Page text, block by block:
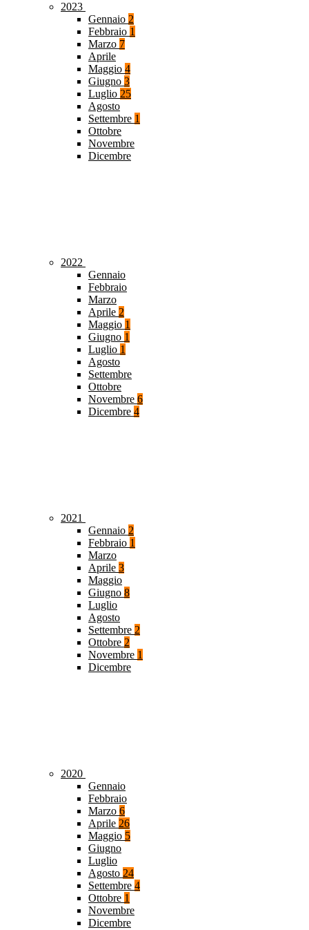
2023
Gennaio 2
Febbraio 1
Marzo 7
Aprile
Maggio 4
Giugno 3
Luglio 25
Agosto
Settembre 1
Ottobre
Novembre
Dicembre
2022
Gennaio
Febbraio
Marzo
Aprile 2
Maggio 1
Giugno 1
Luglio 1
Agosto
Settembre
Ottobre
Novembre 6
Dicembre 4
2021
Gennaio 2
Febbraio 1
Marzo
Aprile 3
Maggio
Giugno 8
Luglio
Agosto
Settembre 2
Ottobre 2
Novembre 1
Dicembre
2020
Gennaio
Febbraio
Marzo 6
Aprile 26
Maggio 5
Giugno
Luglio
Agosto 24
Settembre 4
Ottobre 1
Novembre
Dicembre